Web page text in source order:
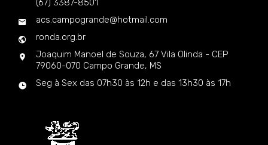
(67) 3387-8501
acs.campogrande@hotmail.com
ronda.org.br
Joaquim Manoel de Souza, 67 Vila Olinda - CEP
79060-070 Campo Grande, MS
Seg à Sex das 07h30 às 12h e das 13h30 às 17h